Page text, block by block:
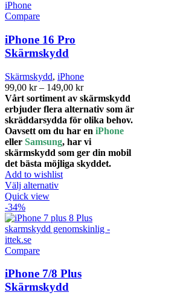
olika
alternativen
kan
på
produktsidan
Compare
iPhone 16 Pro
Skärmskydd
Skärmskydd, iPhone
99,00 kr – 149,00 krPrisintervall:
99,00 kr
till
149,00 kr
Vårt sortiment av skärmskydd
erbjuder flera alternativ som är
skräddarsydda för olika behov.
Oavsett om du har en iPhone
eller Samsung, har vi
skärmskydd som ger din mobil
det bästa möjliga skyddet.
Add to wishlist
Välj alternativDen
har
flera
alternativen
kan
väljas
Quick view
-34%
Compare
iPhone 7/8 Plus
Skärmskydd